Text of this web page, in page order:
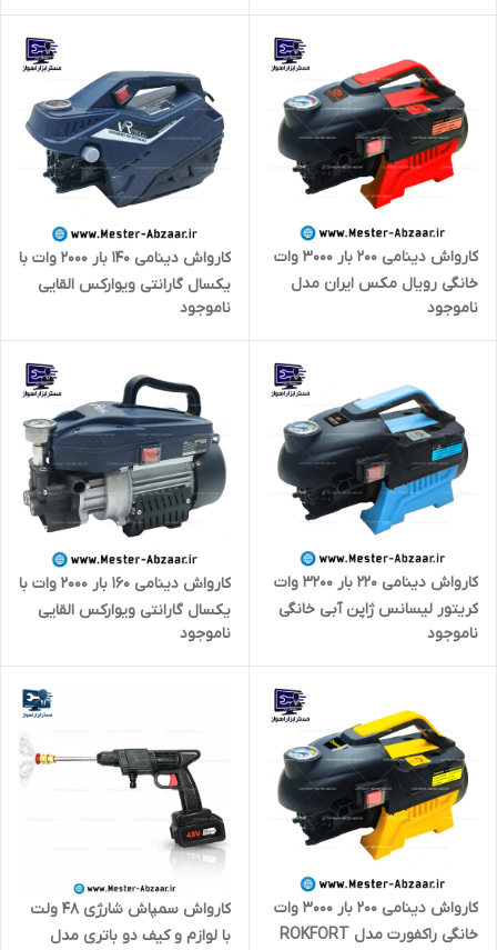
کفپاش
VIVAREX VR7160-PW
کارواش دینامی 200 بار 3000 وات
خانگی رویال مکس ایران مدل
ROYALMAX Rm-3000W
ناموجود
کارواش دینامی 140 بار 2000 وات با
یکسال گارانتی ویوارکس القایی
مدل VIVAREX VR6140-PW
ناموجود
کارواش دینامی 220 بار 3200 وات
کریتور لیسانس ژاپن آبی خانگی
WASHER
ناموجود
کارواش دینامی 160 بار 2000 وات با
یکسال گارانتی ویوارکس القایی
مدل VIVAREX VR6160-PW
ناموجود
کارواش دینامی 200 بار 3000 وات
خانگی راکفورت مدل ROKFORT
کارواش سمپاش شارژی 48 ولت
با لوازم و کیف دو باتری مدل